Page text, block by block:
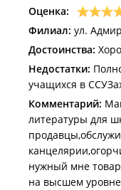
Оценка:
Филиал: ул.
Достоинства:
Недостатки:
учащихся в
Комментарий:
литературы для
нужный мне
на высшем